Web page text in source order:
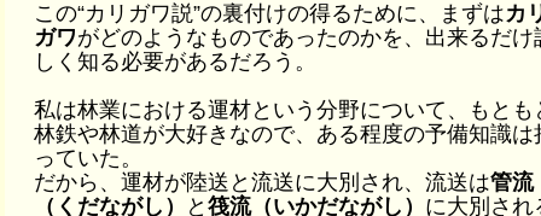
この“カリガワ説”の裏付けの得るために、まずはカ
ガワがどのようなものであったのかを、出来るだけ
しく知る必要があるだろう。
私は林業における運材という分野について、もとも
林鉄や林道が大好きなので、ある程度の予備知識は
っていた。
だから、運材が陸送と流送に大別され、流送は管流
（くだながし）
と筏流（いかだながし） に大別され